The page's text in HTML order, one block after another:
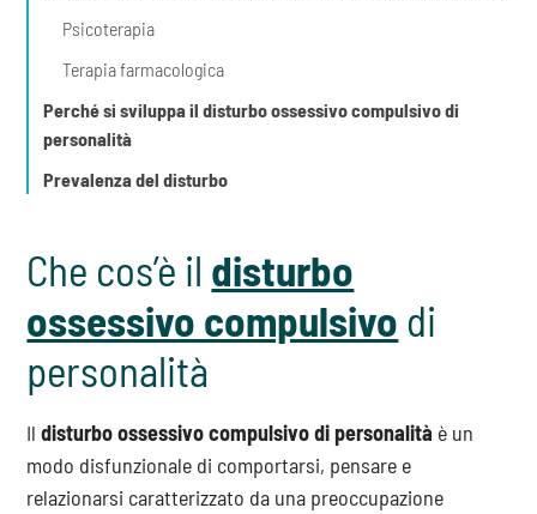
Psicoterapia
Terapia farmacologica
Perché si sviluppa il disturbo ossessivo compulsivo di
personalità
Prevalenza del disturbo
Che cos’è il disturbo
ossessivo compulsivo di
personalità
Ildisturbo ossessivo compulsivo di personalità è un
modo disfunzionale di comportarsi, pensare e
relazionarsi caratterizzato da una preoccupazione